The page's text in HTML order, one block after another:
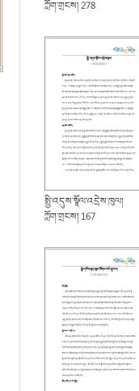
ཀློག་གྲངས། 278
སྤྱི་འདུས་སྣོལ་འདྲེས་ཁུལ།
ཀློག་གྲངས། 167